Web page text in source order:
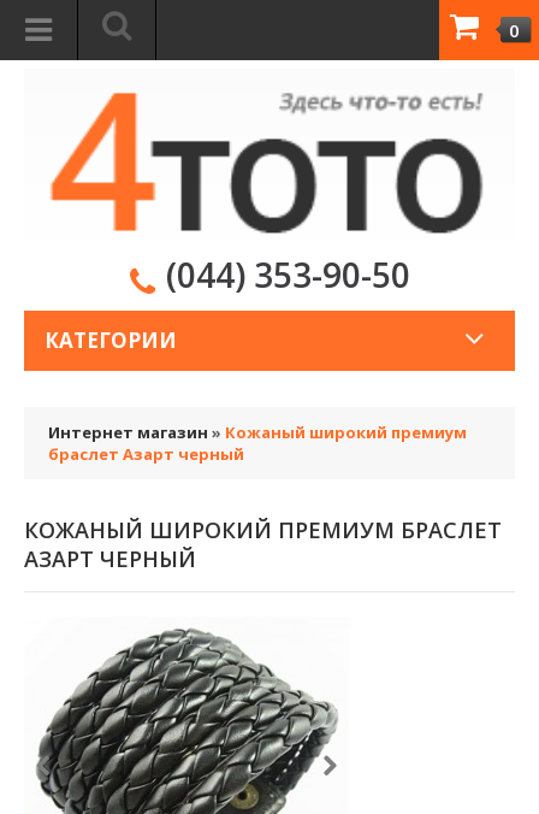
0
(044) 353-90-50
КАТЕГОРИИ
Интернет магазин » Кожаный широкий премиум
браслет Азарт черный
КОЖАНЫЙ ШИРОКИЙ ПРЕМИУМ БРАСЛЕТ
АЗАРТ ЧЕРНЫЙ